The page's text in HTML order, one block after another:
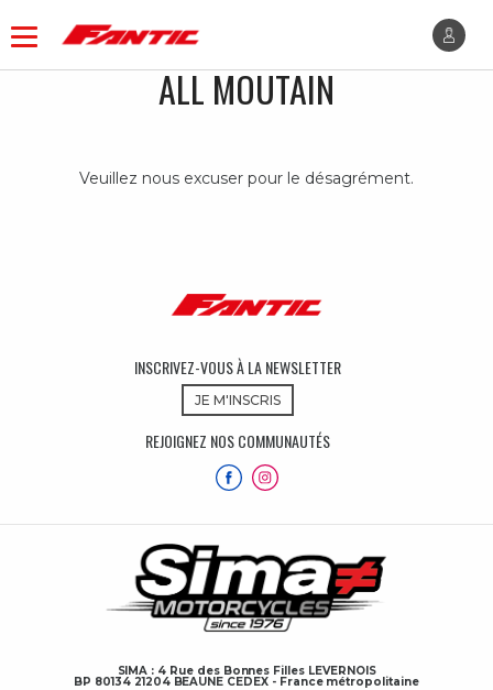
ALL MOUTAIN
Veuillez nous excuser pour le désagrément.
INSCRIVEZ-VOUS À LA NEWSLETTER
JE M'INSCRIS
REJOIGNEZ NOS COMMUNAUTÉS
SIMA : 4 Rue des Bonnes Filles LEVERNOIS
BP 80134 21204 BEAUNE CEDEX - France métropolitaine